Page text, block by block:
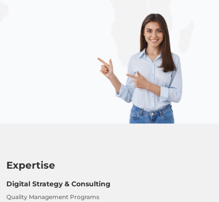
Expertise
Digital Strategy & Consulting
Quality Management Programs